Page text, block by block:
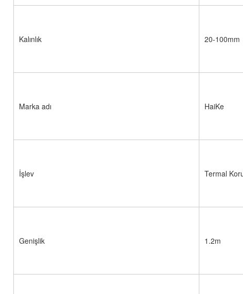
Kalınlık 20-100mm
Marka adı HaiKe
İşlev Termal
Genişlik 1.2m